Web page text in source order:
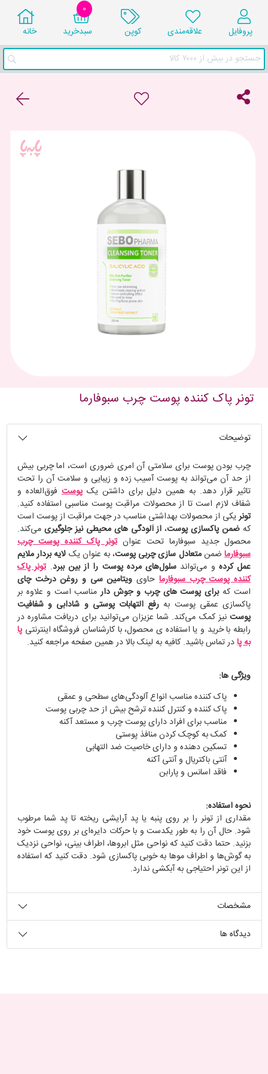
پروفایل علاقه‌مندی کوپن
0
سبد‌خرید
خانه
جستجو در بیش از ۷۰۰۰ کالا
تونر پاک کننده پوست چرب سبوفارما
توضیحات
چرب بودن پوست برای سلامتی آن امری ضروری است، اما چربی بیش
از حد آن می‌تواند به پوست آسیب زده و زیبایی و سلامت آن را تحت
تاثیر قرار دهد. به همین دلیل برای داشتن یکپوستفوق‌العاده و
شفاف لازم است تا از محصولات مراقبت پوست مناسبی استفاده کنید.
تونریکی از محصولات بهداشتی مناسب در جهت مراقبت از پوست است
که ضمن پاکسازی پوست، از آلودگی های محیطی نیز جلوگیری می‌کند.
محصول جدید سبوفارما تحت عنوانتونر پاک کننده پوست چرب
سبوفارماضمنمتعادل سازی چربی پوست، به عنوان یک لایه بردار ملایم
عمل کرده و می‌تواند سلول‌های مرده پوست را از بین ببرد.تونر پاک
کننده پوست چرب سبوفارما حاوی ویتامین سی و روغن درخت چای
است کهبرای پوست های چرب و جوش دارمناسب است و علاوه بر
پاکسازی عمقی پوست به رفع التهابات پوستی و شادابی و شفافیت
پوست نیز کمک می‌کند. شما عزیزان می‌توانید برای دریافت مشاوره در
رابطه با خرید و یا استفاده ی محصول، با کارشناسان فروشگاه اینترنتی پا
به پادر تماس باشید. کافیه به لینک بالا در همین صفحه مراجعه کنید.
ویژگی ها:
پاک کننده مناسب انواع آلودگی‌های سطحی و عمقی
پاک کننده و کنترل کننده ترشح بیش از حد چربی پوست
مناسب برای افراد دارای پوست چرب و مستعد آکنه
کمک به کوچک کردن منافذ پوستی
تسکین دهنده و دارای خاصیت ضد التهابی
آنتی باکتریال و آنتی آکنه
فاقد اسانس و پارابن
نحوه استفاده:
مقداری از تونر را بر روی پنبه یا پد آرایشی ریخته تا پد شما مرطوب
شود. حال آن را به طور یکدست و با حرکات دایره‌ای بر روی پوست خود
بزنید. حتما دقت کنید که نواحی مثل ابروها، اطراف بینی، نواحی نزدیک
به گوش‌ها و اطراف موها به خوبی پاکسازی شود. دقت کنید که استفاده
از این تونر احتیاجی به آبکشی ندارد.
مشخصات
دیدگاه ها